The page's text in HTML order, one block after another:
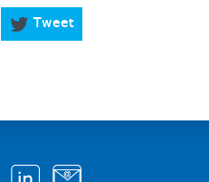
Tweet